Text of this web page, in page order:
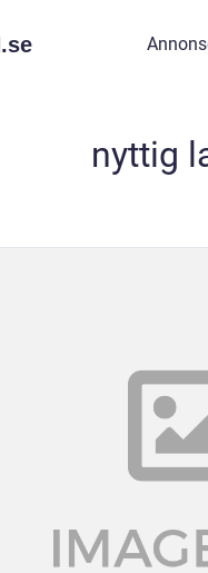
se
nyttig